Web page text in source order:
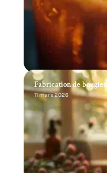
Fabrication de
11 mars 2026